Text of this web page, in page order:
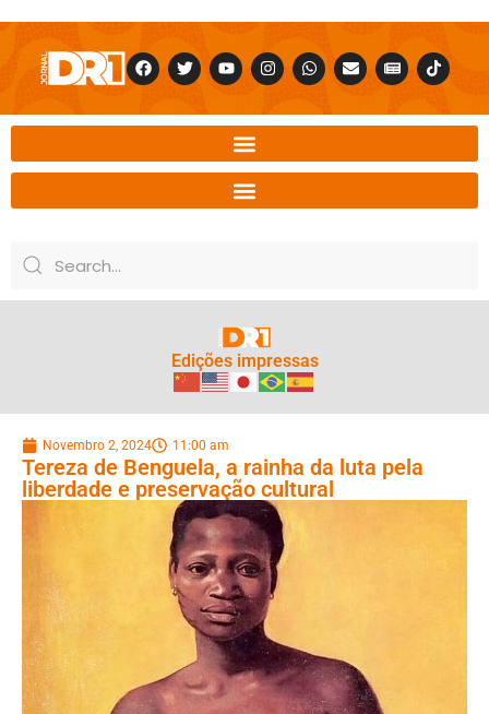
Edições impressas
Novembro 2, 2024 11:00 am
Tereza de Benguela, a rainha da luta pela
liberdade e preservação cultural